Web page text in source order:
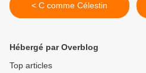
< C comme Célestin
Hébergé par Overblog
Top articles